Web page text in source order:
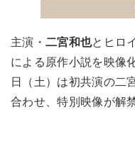
主演・ 二宮和也とヒロ
による原作小説を映像
日（土）は初共演の二
合わせ、特別映像が解